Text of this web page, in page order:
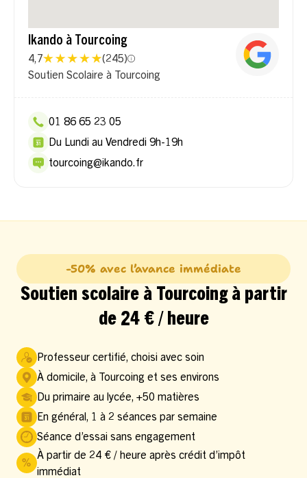
Ikando à Tourcoing
4,7 (245)
Soutien Scolaire à Tourcoing
01 86 65 23 05
Du Lundi au Vendredi 9h-19h
tourcoing@ikando.fr
-50% avec l’avance immédiate
Soutien scolaire à Tourcoing à partir
de 24 € / heure
Professeur certifié, choisi avec soin
À domicile, à Tourcoing et ses environs
Du primaire au lycée, +50 matières
En général, 1 à 2 séances par semaine
Séance d’essai sans engagement
À partir de 24 € / heure après crédit d’impôt
immédiat